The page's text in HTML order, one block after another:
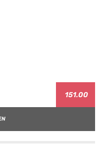
151.00